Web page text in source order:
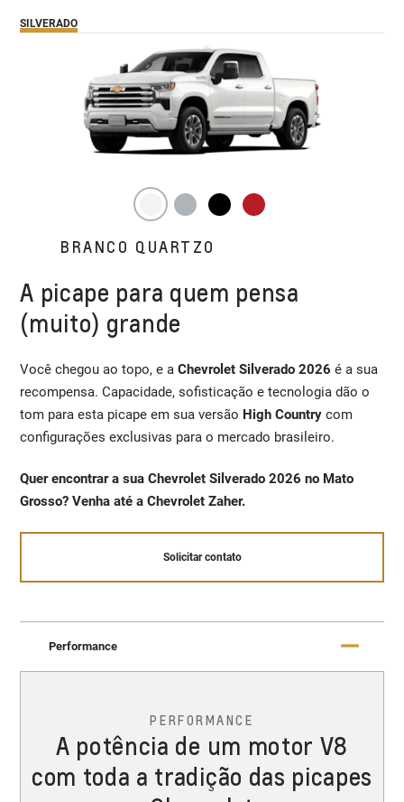
SILVERADO
BRANCO QUARTZO
A picape para quem pensa
(muito) grande
Você chegou ao topo, e aChevrolet Silverado 2026 é a sua
recompensa. Capacidade, sofisticação e tecnologia dão o
tom para esta picape em sua versão High Countrycom
configurações exclusivas para o mercado brasileiro.
Quer encontrar a sua Chevrolet Silverado 2026 no Mato
Grosso? Venha até a Chevrolet Zaher.
Solicitar contato
Performance
PERFORMANCE
A potência de um motor V8
com toda a tradição das picapes